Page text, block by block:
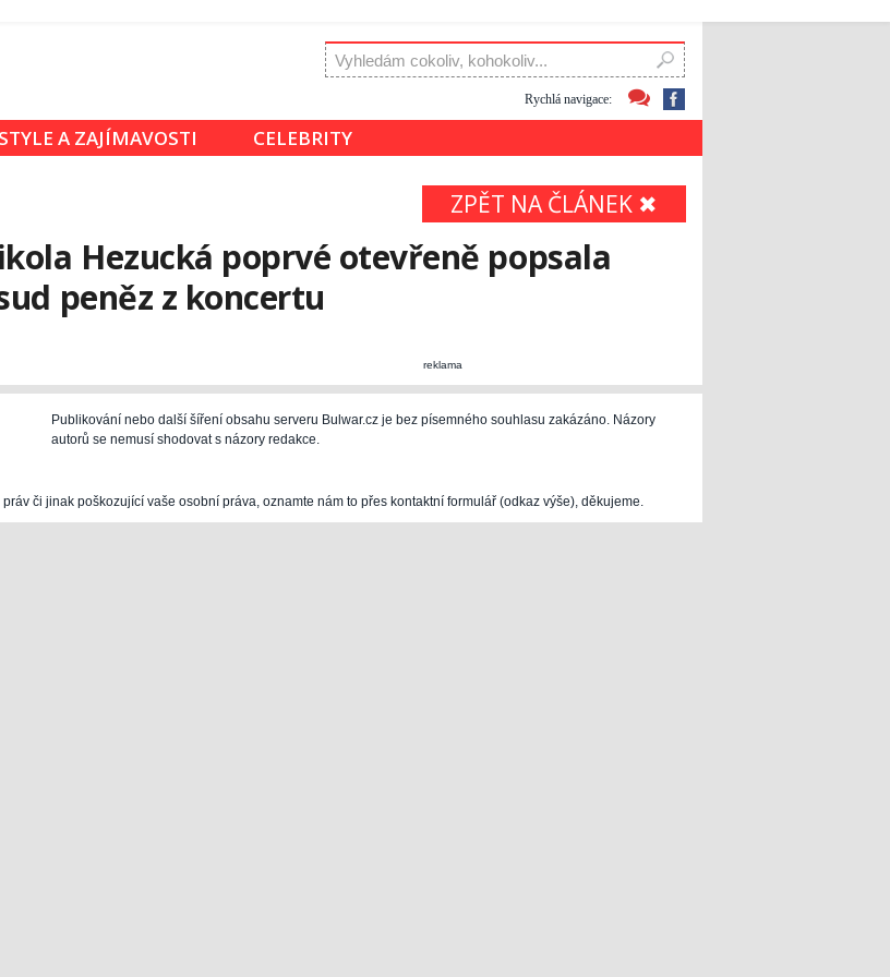
Rychlá navigace:
A ZAJÍMAVOSTI CELEBRITY
ZPĚT NA ČLÁNEK ✖
Hezucká poprvé otevřeně popsala
peněz z koncertu
reklama
Publikování nebo další šíření obsahu serveru Bulwar.cz je bez písemného souhlasu zakázáno. Názory
autorů se nemusí shodovat s názory redakce.
či jinak poškozující vaše osobní práva, oznamte nám to přes kontaktní formulář (odkaz výše), děkujeme.